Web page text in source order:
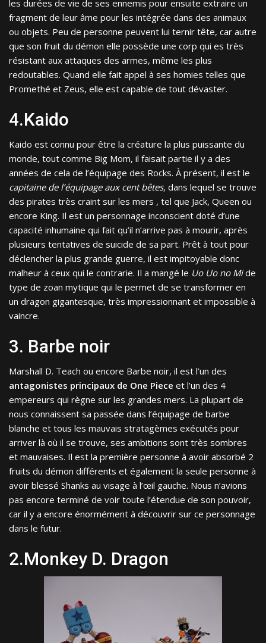
les durées de vie de ses ennemis pour ensuite extraire un
fragment de leur âme pour les intégrée dans des animaux
ou objets. Peu de personne peuvent lui ternir tête, car autre
que son fruit du démon elle possède une corp qui es très
résistant aux attaques des armes, même les plus
redoutables. Quand elle fait appel à ses homies telles que
Promethé et Zeus, elle est capable de tout dévaster.
4.Kaido
Kaido est connu pour être la créature la plus puissante du
monde, tout comme Big Mom, il faisait partie il y a des
années de cela de l’équipage des Rocks. À présent, il est le
capitaine de l’équipage aux cent bêtes, dans lequel se trouve
des pirates très craint sur les mers , tel que Jack, Queen ou
encore King. Il est un personnage inconscient doté d’une
capacité inhumaine qui fait qu’il n’arrive pas à mourir, après
plusieurs tentatives de suicide de sa part. Prêt à tout pour
déclencher la plus grande guerre, il est impitoyable donc
malheur à ceux qui le contrarie. Il a mangé le Uo Uo no Mide
type de zoan mytique qui le permet de se transformer en
un dragon gigantesque, très impressionnant et impossible à
vaincre.
3. Barbe noir
Marshall D. Teach ou encore Barbe noir, il est l’un des
antagonistes principaux de One Piece et l’un des 4
empereurs qui règne sur les grandes mers. La plupart de
nous connaissent sa passée dans l’équipage de barbe
blanche et tous les mauvais stratagèmes exécutés pour
arriver là où il se trouve, ses ambitions sont très sombres
et mauvaises. Il est la première personne à avoir absorbé 2
fruits du démon différents et également la seule personne à
avoir blessé Shanks au visage à l’œil gauche. Nous n’avions
pas encore terminé de voir toute l’étendue de son pouvoir,
car il y a encore énormément à découvrir sur ce personnage
dans le futur.
2.Monkey D. Dragon